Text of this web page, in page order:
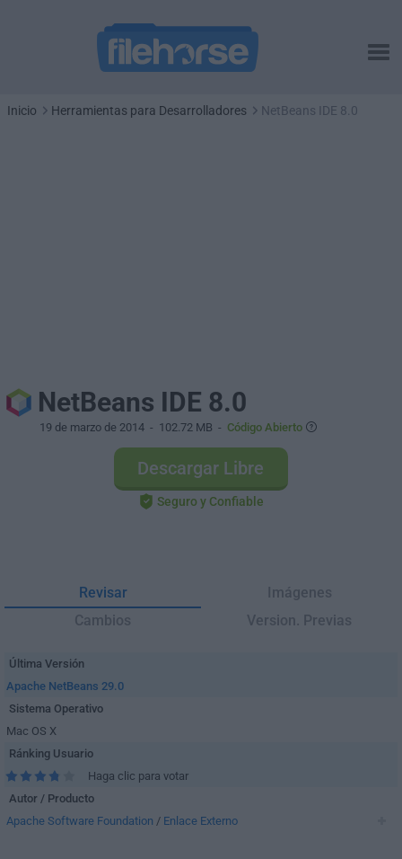
Inicio Herramientas para Desarrolladores NetBeans IDE 8.0
NetBeans IDE 8.0
19 de marzo de 2014 - 102.72 MB - Código Abierto
Descargar Libre
Seguro y Confiable
Revisar
Imágenes
Cambios
Version. Previas
Última Versión
Apache NetBeans 29.0
Sistema Operativo
Mac OS X
Ránking Usuario
Haga clic para votar
Autor / Producto
Apache Software Foundation / Enlace Externo